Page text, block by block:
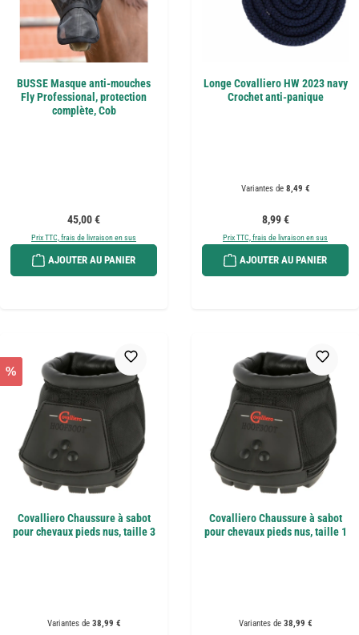
BUSSE Masque anti-mouches
Fly Professional, protection
complète, Cob
Prix régulier :
45,00 €
Prix TTC, frais de livraison en sus
AJOUTER AU PANIER
Longe Covalliero HW 2023 navy
Crochet anti-panique
Variantes de8,49 €
Prix régulier :
8,99 €
Prix TTC, frais de livraison en sus
AJOUTER AU PANIER
%
Covalliero Chaussure à sabot
pour chevaux pieds nus, taille 3
Variantes de38,99 €
Covalliero Chaussure à sabot
pour chevaux pieds nus, taille 1
Variantes de38,99 €